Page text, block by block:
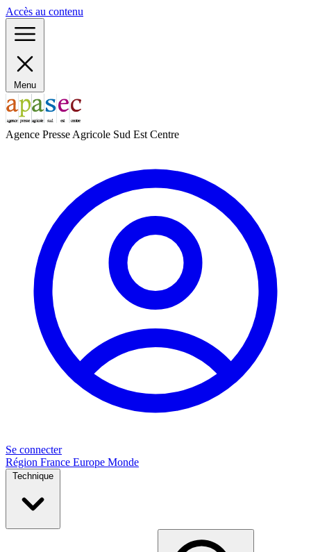
Accès au contenu
Menu
Agence Presse Agricole Sud Est Centre
Se connecter
Région France Europe Monde
Technique
Panneau de gestion des cookies